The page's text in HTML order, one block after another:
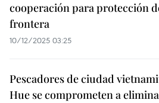
cooperación para protección
frontera
10/12/2025 03:25
Pescadores de ciudad
Hue se comprometen a